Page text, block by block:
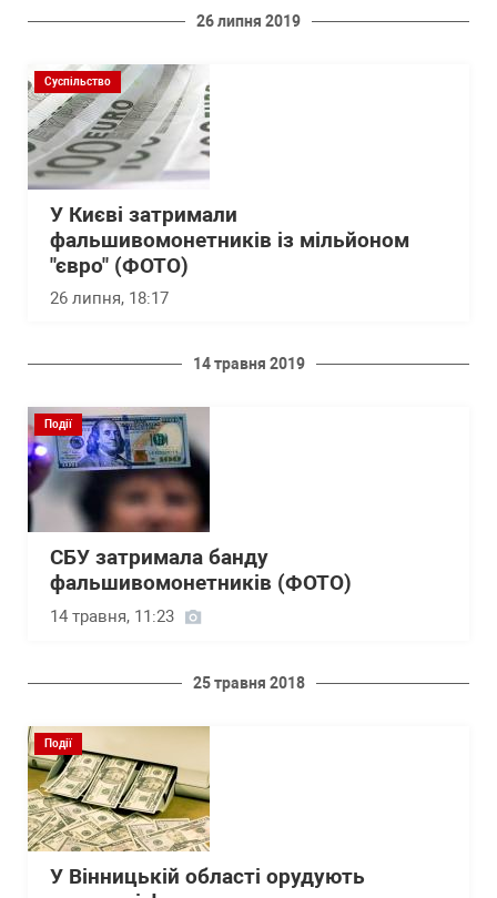
26 липня 2019
Суспільство
У Києві затримали
фальшивомонетників із мільйоном
"євро" (ФОТО)
26 липня, 18:17
14 травня 2019
Події
СБУ затримала банду
фальшивомонетників (ФОТО)
14 травня, 11:23
25 травня 2018
Події
У Вінницькій області орудують